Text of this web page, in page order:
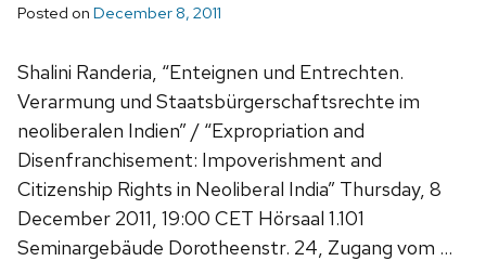
Posted on December 8, 2011
Shalini Randeria, “Enteignen und Entrechten.
Verarmung und Staatsbürgerschaftsrechte im
neoliberalen Indien” / “Expropriation and
Disenfranchisement: Impoverishment and
Citizenship Rights in Neoliberal India” Thursday, 8
December 2011, 19:00 CET Hörsaal 1.101
Seminargebäude Dorotheenstr. 24, Zugang vom …